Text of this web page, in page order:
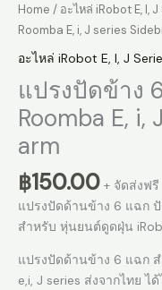
Home / อะไหล่ iRobot E, I,
Roomba E, i, J series
อะไหล่ iRobot E, I, J
แปรงปัดข้าง
Roomba E,
arm
฿150.00 + จัดส่งฟรี
แปรงปัดด้านข้าง 6 แฉก
สำหรับ หุ่นยนต์ดูดฝุ่น
แปรงปัดด้านข้าง 6 แฉก
e,i, J series ส่งจากไทย ไ